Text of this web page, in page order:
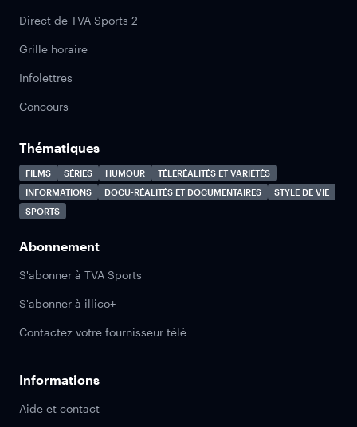
Direct de TVA Sports 2
Grille horaire
Infolettres
Concours
Thématiques
FILMS SÉRIES HUMOUR
TÉLÉRÉALITÉS ET VARIÉTÉS
INFORMATIONS
DOCU-RÉALITÉS ET DOCUMENTAIRES
STYLE DE VIE
SPORTS
Abonnement
S'abonner à TVA Sports
S'abonner à illico+
Contactez votre fournisseur télé
Informations
Aide et contact